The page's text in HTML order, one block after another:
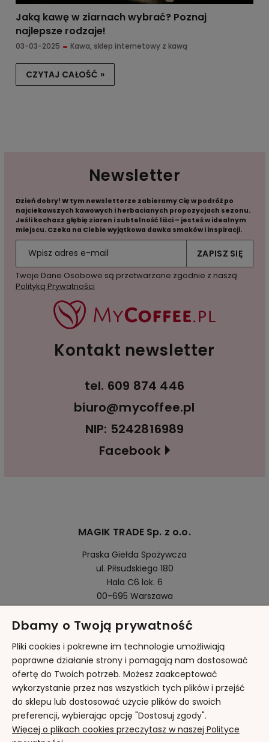
Jaką kawę w ziarnach wybrać? Poznaj
najlepsze rodzaje!
03-03-2025 Kawa, sklep internetowy z kawą
CZYTAJ CAŁOŚĆ »
Newsletter
Dzień dobry! W tym newsletterze zabieramy Cię w podróż po
najciekawszych kawowych i herbacianych propozycjach sezonu.
Jeśli kochasz głębię ziaren i subtelność liści – jesteś w idealnym
miejscu. Czeka na Ciebie wyjątkowa dawka smaków i inspiracji.
ZAPISZ SIĘ
Twoje Dane Osobowe są przetwarzane zgodnie z naszą
Polityką Prywatności
Kontakt newsletter
tel. 609 874 446
biuro@mycoffee.pl
NIP: 5242816989
Facebook
MAGIK TRADE Sp. z o.o.
Praska Giełda Spożywcza
ul. Piłsudskiego 180
Hala C6 lok. 6
00-695 Warszawa
Pomoc
Moje konto
Płatności i dostawa
Informacje
Dbamy o Twoją prywatność
Pliki cookies i pokrewne im technologie umożliwiają
poprawne działanie strony i pomagają nam dostosować
ofertę do Twoich potrzeb. Możesz zaakceptować
wykorzystanie przez nas wszystkich tych plików i przejść
do sklepu lub dostosować użycie plików do swoich
preferencji, wybierając opcję "Dostosuj zgody".
Więcej o plikach cookies przeczytasz w naszej Polityce